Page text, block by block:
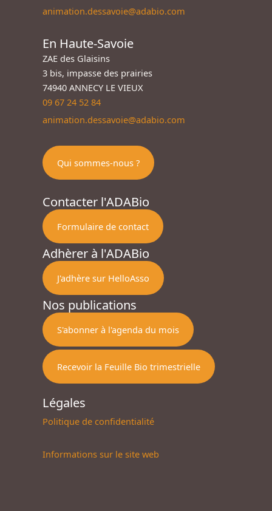
animation.dessavoie@adabio.com
En Haute-Savoie
ZAE des Glaisins
3 bis, impasse des prairies
74940 ANNECY LE VIEUX
09 67 24 52 84
animation.dessavoie@adabio.com
Qui sommes-nous ?
Contacter l'ADABio
Formulaire de contact
Adhèrer à l'ADABio
J'adhère sur HelloAsso
Nos publications
S'abonner à l'agenda du mois
Recevoir la Feuille Bio trimestrielle
Légales
Politique de confidentialité
Informations sur le site web